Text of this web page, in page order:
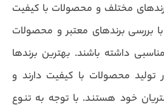
برندهای مختلف و محصولات با کیفیت
بررسی برندهای معتبر و محصولات
داشته باشند. بهترین برندها
تولید محصولات با کیفیت دارند و
خود هستند. با توجه به تنوع